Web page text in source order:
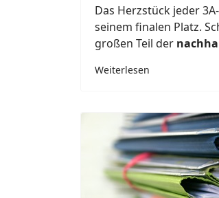
Das Herzstück jeder
seinem finalen Platz.
großen Teil der
Weiterlesen